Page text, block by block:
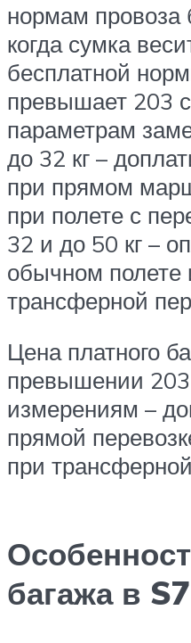
нормам провоза
когда сумка
бесплатной
превышает 203
параметрам
до 32 кг –
при прямом
при полете с
32 и до 50 кг –
обычном полете
трансферной
Цена платного
превышении
измерениям –
прямой
при
багажа в S7